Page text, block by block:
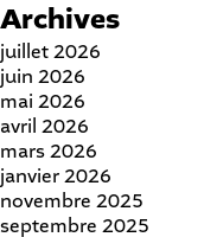
Archives
juillet 2026
juin 2026
mai 2026
avril 2026
mars 2026
janvier 2026
novembre 2025
septembre 2025